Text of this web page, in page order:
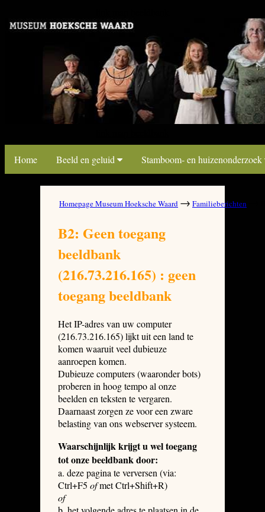
Home Beeld en geluid Stamboom- en huizenonderzoek
Homepage Museum Hoeksche Waard → Familieberichten
B2: Geen toegang
beeldbank
(216.73.216.165) : geen
toegang beeldbank
Het IP-adres van uw computer
(216.73.216.165) lijkt uit een land te
komen waaruit veel dubieuze
aanroepen komen.
Dubieuze computers (waaronder bots)
proberen in hoog tempo al onze
beelden en teksten te vergaren.
Daarnaast zorgen ze voor een zware
belasting van ons webserver systeem.
Waarschijnlijk krijgt u wel toegang
tot onze beeldbank door:
a. deze pagina te verversen (via:
Ctrl+F5 ofmet Ctrl+Shift+R)
of